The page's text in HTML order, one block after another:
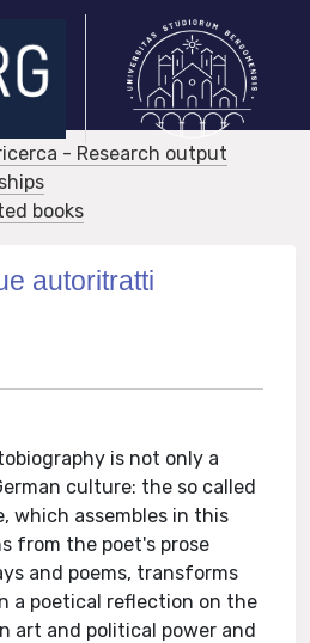
- Research output
books
autoritratti
is not only a
culture: the so called
which assembles in this
from the poet's prose
and poems, transforms
a poetical reflection on the
art and political power and